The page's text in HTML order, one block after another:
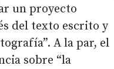
un proyecto
del texto escrito y
A la par, el
sobre “la